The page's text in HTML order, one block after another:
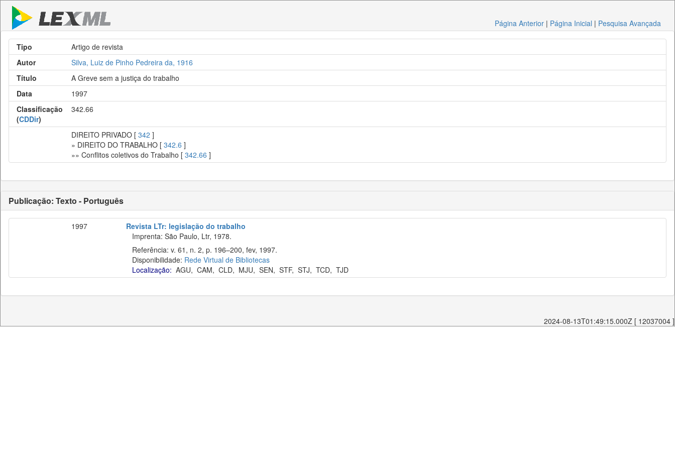
Página Anterior | Página Inicial | Pesquisa Avançada
Tipo
Artigo de revista
Autor
Silva, Luiz de Pinho Pedreira da, 1916
Título
A Greve sem a justiça do trabalho
Data
1997
Classificação
(CDDir)
342.66
DIREITO PRIVADO [ 342 ]
» DIREITO DO TRABALHO [ 342.6 ]
»» Conflitos coletivos do Trabalho [ 342.66 ]
Publicação: Texto - Português
1997
Revista LTr: legislação do trabalho
Imprenta: São Paulo, Ltr, 1978.
Referência: v. 61, n. 2, p. 196–200, fev, 1997.
Disponibilidade: Rede Virtual de Bibliotecas
Localização: AGU, CAM, CLD, MJU, SEN, STF, STJ, TCD, TJD
2024-08-13T01:49:15.000Z [ 12037004 ]